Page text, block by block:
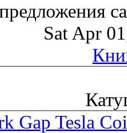
Sat Apr
Gap Tesla